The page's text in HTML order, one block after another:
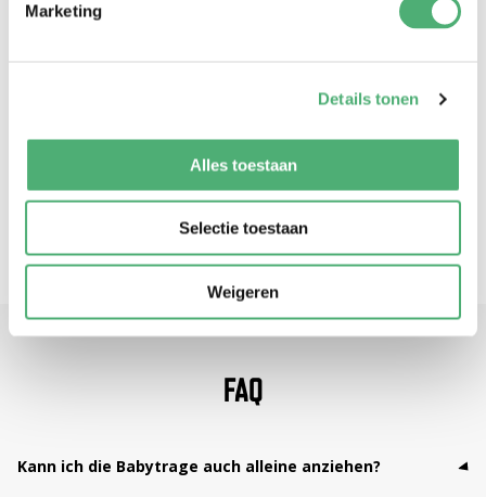
Marketing
Details tonen
Alles toestaan
Selectie toestaan
Weigeren
FAQ
Kann ich die Babytrage auch alleine anziehen?